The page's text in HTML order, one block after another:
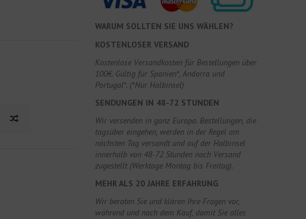
WARUM SOLLTEN SIE UNS WÄHLEN?
KOSTENLOSER VERSAND
Kostenlose Versandkosten für Bestellungen über
100€. Gültig für Spanien*, Andorra und
Portugal*. (*Nur Halbinsel)
SENDUNGEN IN 48-72 STUNDEN
Wir versenden in ganz Europa. Bestellungen, die
tagsüber eingehen, werden in der Regel am
nächsten Tag versandt und auf der Halbinsel
innerhalb von 48-72 Stunden nach Versand
zugestellt (Werktage Montag bis Freitag).
MEHR ALS 20 JAHRE ERFAHRUNG
Wir beraten Sie und klären Ihre Fragen vor,
während und nach dem Kauf, damit Sie alles